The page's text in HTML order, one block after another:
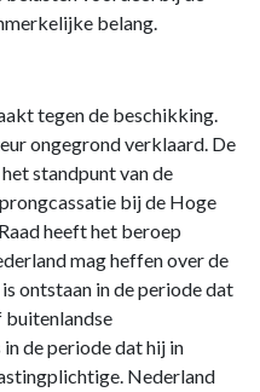
belang.
tegen de beschikking.
ongegrond verklaard. De
standpunt van de
bij de Hoge
heeft het beroep
mag heffen over de
ontstaan in de periode dat
buitenlandse
de periode dat hij in
Nederland